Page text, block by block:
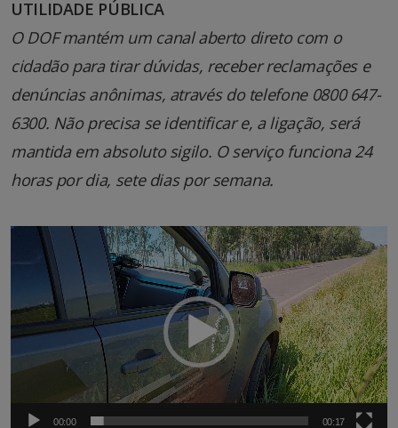
UTILIDADE PÚBLICA
O DOF mantém um canal aberto direto com o
cidadão para tirar dúvidas, receber reclamações e
denúncias anônimas, através do telefone 0800 647-
6300. Não precisa se identificar e, a ligação, será
mantida em absoluto sigilo. O serviço funciona 24
horas por dia, sete dias por semana.
Tocador
vídeo
00:00 00:17